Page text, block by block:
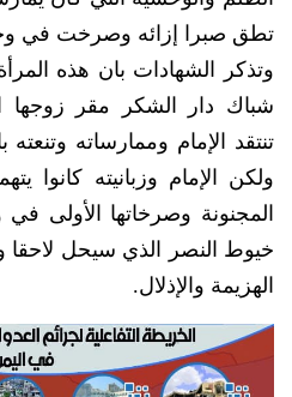
تطق صبرا إزائه وصرخت في
وتذكر الشهادات بان هذه
شباك دار الشكر مقر زوجها
تنتقد الإمام وممارساته وتنعته
ولكن الإمام وزبانيته كانوا
المجنونة وصرخاتها الأولى
خيوط النصر الذي سيحل لاحقا
الهزيمة والإذلال.